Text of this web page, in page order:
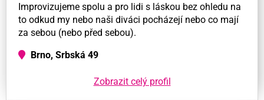
Improvizujeme spolu a pro lidi s láskou bez ohledu na
to odkud my nebo naši diváci pocházejí nebo co mají
za sebou (nebo před sebou).
Brno, Srbská 49
Zobrazit celý profil